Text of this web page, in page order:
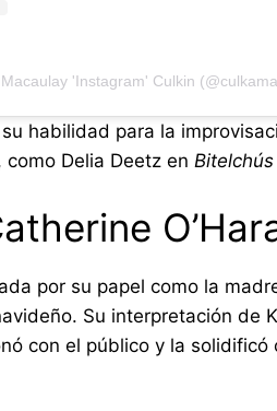
'Instagram' Culkin
habilidad para la
Delia Deetz en Bitelchús
por su papel como la
Su interpretación de
con el público y la